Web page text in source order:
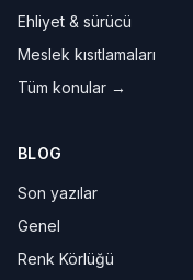
Ehliyet & sürücü
Meslek kısıtlamaları
Tüm konular →
BLOG
Son yazılar
Genel
Renk Körlüğü